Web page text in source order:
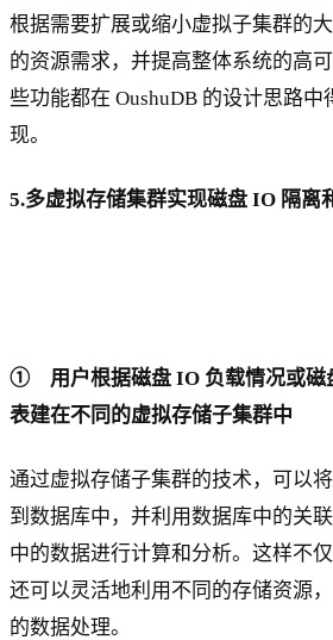
根据需要扩展或缩小虚拟子集群的
的资源需求，并提高整体系统的高
些功能都在 OushuDB 的设计思路
现。
5.多虚拟存储集群实现磁盘 IO 隔离
① 用户根据磁盘 IO 负载情况或磁
表建在不同的虚拟存储子集群中
通过虚拟存储子集群的技术，可以
到数据库中，并利用数据库中的关
中的数据进行计算和分析。这样不
还可以灵活地利用不同的存储资源
的数据处理。